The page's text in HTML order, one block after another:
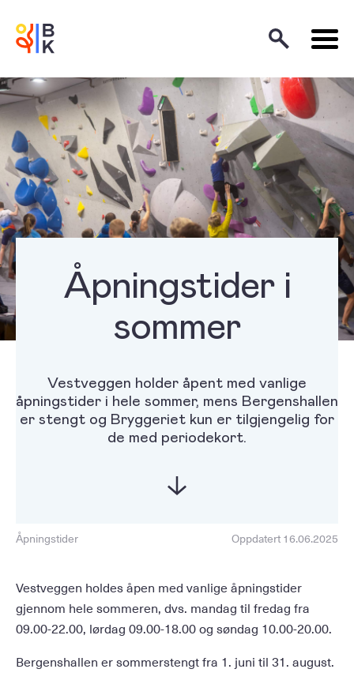
Åpningstider i
sommer
Vestveggen holder åpent med vanlige
åpningstider i hele sommer, mens Bergenshallen
er stengt og Bryggeriet kun er tilgjengelig for
de med periodekort.
Åpningstider Oppdatert 16.06.2025
Vestveggen holdes åpen med vanlige åpningstider
gjennom hele sommeren, dvs. mandag til fredag fra
09.00-22.00, lørdag 09.00-18.00 og søndag 10.00-20.00.
Bergenshallen er sommerstengt fra 1. juni til 31. august.